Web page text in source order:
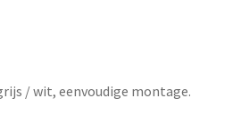
/ wit, eenvoudige montage.